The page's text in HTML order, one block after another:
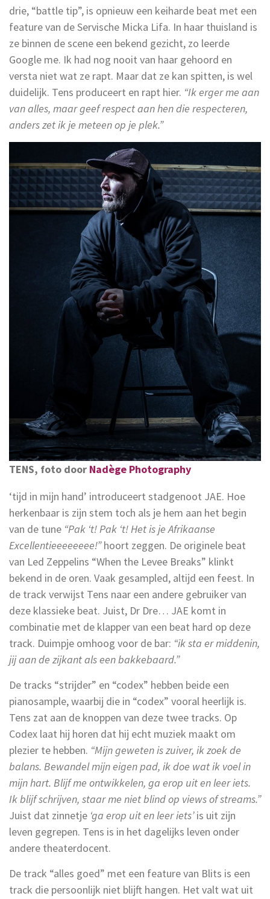
drie, “battle tip”, is opnieuw een keiharde beat met een
feature van de Servische Micka Lifa. In haar thuisland is
ze binnen de scene een bekend gezicht, zo leerde
Google me. Ik had nog nooit van haar gehoord en
versta niet wat ze rapt. Maar dat ze kan spitten, is wel
duidelijk. Tens produceert en rapt hier. “Ik erger me aan
van alles, maar geef respect aan hen die respecteren,
anders zet ik je meteen op je plek.”
TENS, foto door Nadège Photography
‘tijd in mijn hand’ introduceert stadgenoot JAE. Hoe
herkenbaar is zijn stem toch als je hem aan het begin
van de tune “Pak ‘t! Pak ‘t! Het is je Afrikaanse
Excellentieeeeeeee!”hoort zeggen. De originele beat
van Led Zeppelins “When the Levee Breaks” klinkt
bekend in de oren. Vaak gesampled, altijd een feest. In
de track verwijst Tens naar een andere gebruiker van
deze klassieke beat. Juist, Dr Dre… JAE komt in
combinatie met de klapper van een beat hard op deze
track. Duimpje omhoog voor de bar: “ik sta er middenin,
jij aan de zijkant als een bakkebaard.”
De tracks “strijder” en “codex” hebben beide een
pianosample, waarbij die in “codex” vooral heerlijk is.
Tens zat aan de knoppen van deze twee tracks. Op
Codex laat hij horen dat hij echt muziek maakt om
plezier te hebben. “Mijn geweten is zuiver, ik zoek de
balans. Bewandel mijn eigen pad, ik doe wat ik voel in
mijn hart. Blijf me ontwikkelen, ga erop uit en leer iets.
Ik blijf schrijven, staar me niet blind op views of streams.”
Juist dat zinnetje ‘ga erop uit en leer iets’is uit zijn
leven gegrepen. Tens is in het dagelijks leven onder
andere theaterdocent.
De track “alles goed” met een feature van Blits is een
track die persoonlijk niet blijft hangen. Het valt wat uit